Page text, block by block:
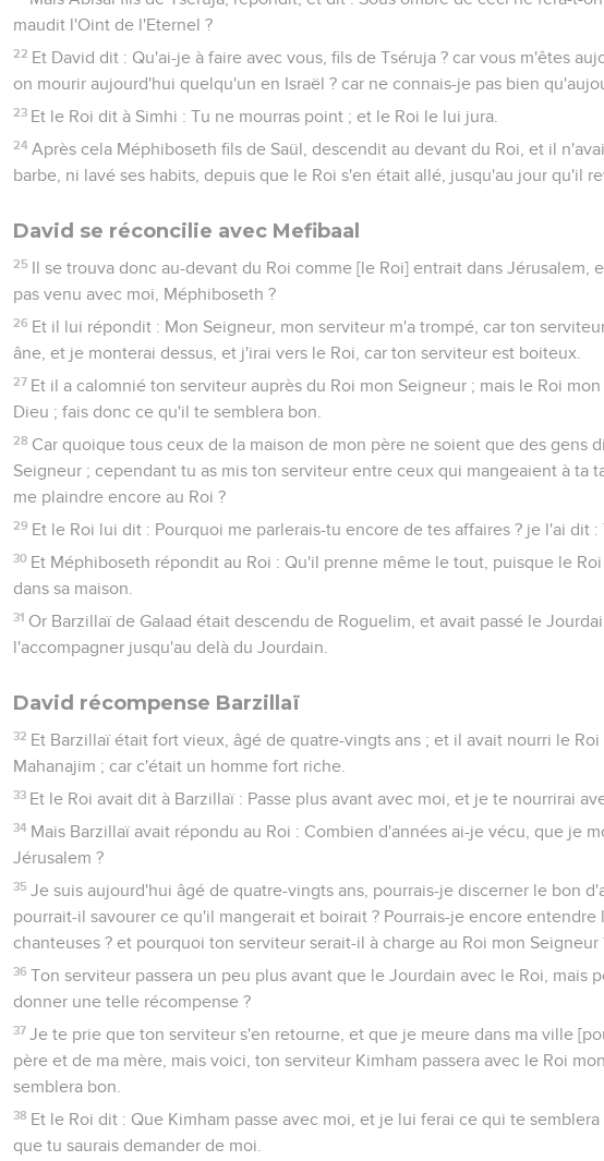
maudit l'Oint de l'Eternel ?
22 Et David dit : Qu'ai-je à faire avec vous, fils de Tséruja ? car vous m'êtes
on mourir aujourd'hui quelqu'un en Israël ? car ne connais-je pas bien
23 Et le Roi dit à Simhi : Tu ne mourras point ; et le Roi le lui jura.
24 Après cela Méphiboseth fils de Saül, descendit au devant du Roi, et il
barbe, ni lavé ses habits, depuis que le Roi s'en était allé, jusqu'au jour qu'il
David se réconcilie avec Mefibaal
25 Il se trouva donc au-devant du Roi comme [le Roi] entrait dans Jérusalem,
pas venu avec moi, Méphiboseth ?
26 Et il lui répondit : Mon Seigneur, mon serviteur m'a trompé, car ton
âne, et je monterai dessus, et j'irai vers le Roi, car ton serviteur est boiteux.
27 Et il a calomnié ton serviteur auprès du Roi mon Seigneur ; mais le Roi
Dieu ; fais donc ce qu'il te semblera bon.
28 Car quoique tous ceux de la maison de mon père ne soient que des gens
Seigneur ; cependant tu as mis ton serviteur entre ceux qui mangeaient à ta
me plaindre encore au Roi ?
29 Et le Roi lui dit : Pourquoi me parlerais-tu encore de tes affaires ? je l'ai dit :
30 Et Méphiboseth répondit au Roi : Qu'il prenne même le tout, puisque le
dans sa maison.
31 Or Barzillaï de Galaad était descendu de Roguelim, et avait passé le
l'accompagner jusqu'au delà du Jourdain.
David récompense Barzillaï
32 Et Barzillaï était fort vieux, âgé de quatre-vingts ans ; et il avait nourri le
Mahanajim ; car c'était un homme fort riche.
33 Et le Roi avait dit à Barzillaï : Passe plus avant avec moi, et je te nourrirai
34 Mais Barzillaï avait répondu au Roi : Combien d'années ai-je vécu, que je
Jérusalem ?
35 Je suis aujourd'hui âgé de quatre-vingts ans, pourrais-je discerner le bon
pourrait-il savourer ce qu'il mangerait et boirait ? Pourrais-je encore entendre
chanteuses ? et pourquoi ton serviteur serait-il à charge au Roi mon Seigneur
36 Ton serviteur passera un peu plus avant que le Jourdain avec le Roi, mais
donner une telle récompense ?
37 Je te prie que ton serviteur s'en retourne, et que je meure dans ma ville
père et de ma mère, mais voici, ton serviteur Kimham passera avec le Roi
semblera bon.
38 Et le Roi dit : Que Kimham passe avec moi, et je lui ferai ce qui te
que tu saurais demander de moi.